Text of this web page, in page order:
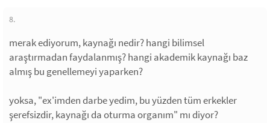
8.
merak ediyorum, kaynağı nedir? hangi bilimsel
araştırmadan faydalanmış? hangi akademik kaynağı baz
almış bu genellemeyi yaparken?
yoksa, "ex'imden darbe yedim, bu yüzden tüm erkekler
şerefsizdir, kaynağı da oturma organım" mı diyor?